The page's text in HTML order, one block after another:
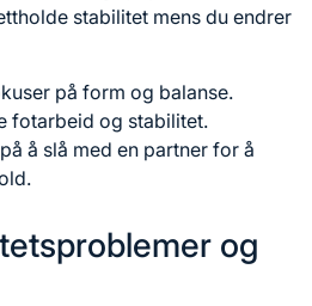
stabilitet mens du endrer
på form og balanse.
fotarbeid og stabilitet.
å slå med en partner for å
og